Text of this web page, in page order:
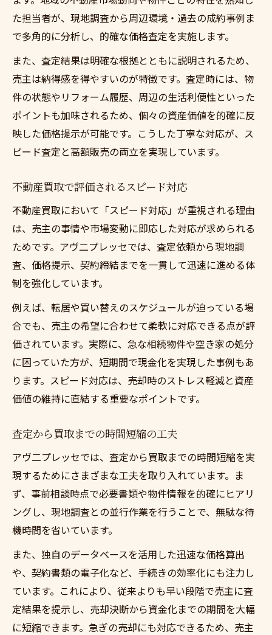
た担当者が、現地調査から周辺環境・過去の成約事例ま
で多角的に分析し、的確な価格査定を実施します。
また、査定結果は明確な根拠とともに説明されるため、
売主は納得感を得やすいのが特徴です。査定時には、物
件の状態やリフォーム履歴、周辺の生活利便性といった
ポイントも加味されるため、個々の資産価値を的確に反
映した価格提示が可能です。こうした丁寧な対応が、ス
ピード査定と高額販売の両立を実現しています。
不動産買取で評価されるスピード対応
不動産買取において「スピード対応」が重視される理由
は、売主の事情や市場変動に即応した対応が求められる
ためです。アヴ二プレッセでは、査定依頼から現地調
査、価格提示、契約締結までを一貫して迅速に進める体
制を強化しています。
例えば、転居や買い替えのスケジュールが迫っている場
合でも、売主の希望に合わせて柔軟に対応できる点が評
価されています。実際に、急な相続物件や空き家の処分
に困っていた方が、短期間で現金化を実現した事例もあ
ります。スピード対応は、売却時のストレス軽減と資産
価値の維持に直結する重要なポイントです。
査定から買取までの時間短縮の工夫
アヴ二プレッセでは、査定から買取までの時間短縮を実
現するためにさまざまな工夫を取り入れています。ま
ず、事前相談時点で必要書類や物件情報を的確にヒアリ
ングし、現地調査との並行作業を行うことで、無駄な待
機時間を省いています。
また、独自のデータベースを活用した迅速な価格算出
や、契約書類の電子化など、手続きの効率化にも注力し
ています。これにより、従来よりも早い段階で売主に査
定結果を提示し、売却決断から資金化までの期間を大幅
に短縮できます。急ぎの売却にも対応できるため、売主